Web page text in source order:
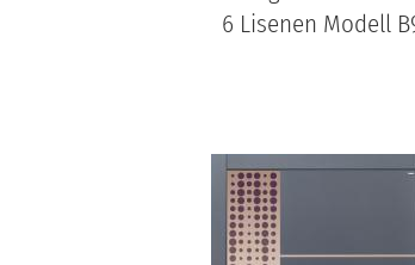
6 Lisenen Modell